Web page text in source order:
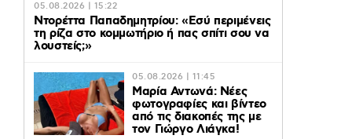
05.08.2026 | 15:22
Ντορέττα Παπαδημητρίου: «Εσύ περιμένεις
τη ρίζα στο κομμωτήριο ή πας σπίτι σου να
λουστείς;»
05.08.2026 | 11:45
Μαρία Αντωνά: Νέες
φωτογραφίες και βίντεο
από τις διακοπές της με
τον Γιώργο Λιάγκα!